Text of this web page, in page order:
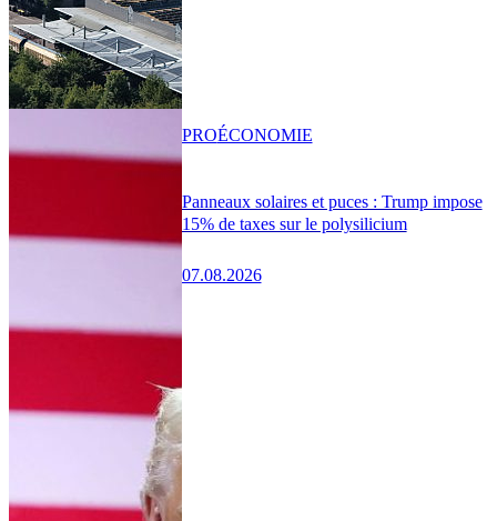
Panneaux solaires et puces : Trump impose
15% de taxes sur le polysilicium
07.08.2026
PROÉCONOMIE